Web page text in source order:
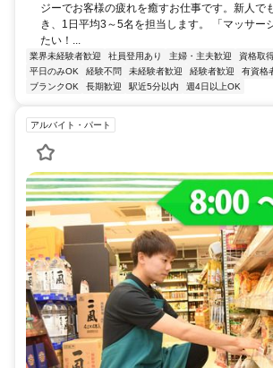
ジーでお客様の疲れを癒すお仕事です。新人で
き、1日平均3～5名を担当します。 「マッサー
たい！...
業界未経験者歓迎 社員登用あり 主婦・主夫歓迎 資格取
平日のみOK
経験不問 未経験者歓迎 経験者歓迎 有資格
ブランクOK
長期歓迎 駅近5分以内 週4日以上OK
アルバイト・パート